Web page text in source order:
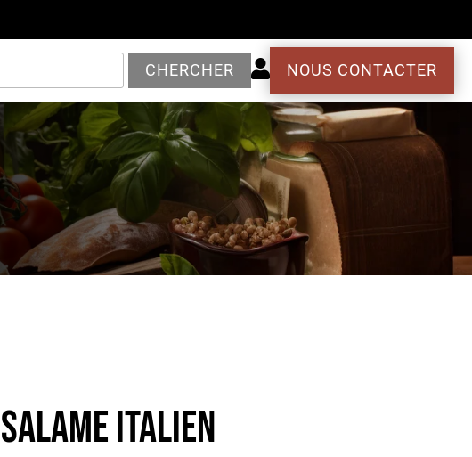
CHERCHER  NOUS CONTACTER
Salame Italien